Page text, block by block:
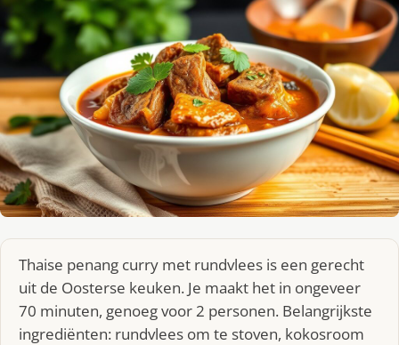
Thaise penang curry met rundvlees is een gerecht
uit de Oosterse keuken. Je maakt het in ongeveer
70 minuten, genoeg voor 2 personen. Belangrijkste
ingrediënten: rundvlees om te stoven, kokosroom